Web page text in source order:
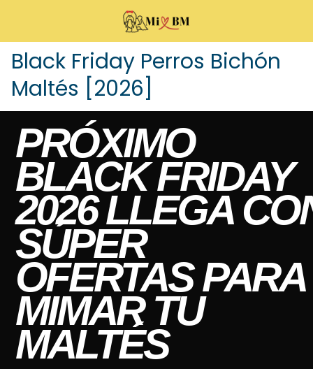
Black Friday Perros Bichón
Maltés [2026]
PRÓXIMO
BLACK FRIDAY
2026 LLEGA
SÚPER
OFERTAS PARA
MIMAR TU
MALTÉS